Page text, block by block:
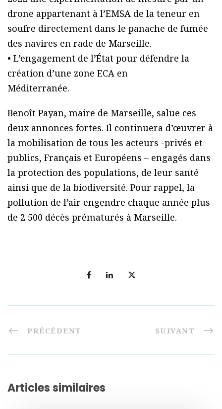
drone appartenant à l’EMSA de la teneur en
soufre directement dans le panache de fumée
des navires en rade de Marseille.
• L’engagement de l’État pour défendre la
création d’une zone ECA en
Méditerranée.
Benoît Payan, maire de Marseille, salue ces
deux annonces fortes. Il continuera d’œuvrer à
la mobilisation de tous les acteurs -privés et
publics, Français et Européens – engagés dans
la protection des populations, de leur santé
ainsi que de la biodiversité. Pour rappel, la
pollution de l’air engendre chaque année plus
de 2 500 décès prématurés à Marseille.
PRÉCÉDENT SUIVANT
Articles similaires